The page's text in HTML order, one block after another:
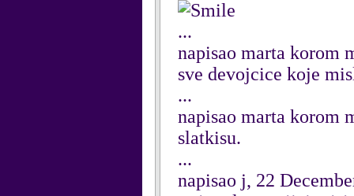
...
napisao marta korom
sve devojcice koje
...
napisao marta korom
slatkisu.
...
napisao j, 22